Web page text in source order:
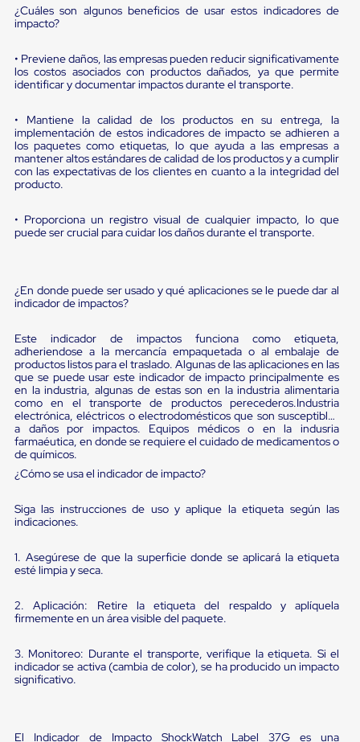
con
retención
de
ruedas
Retenedores
andén
Automáticos
Retenedores
de
Transportes
Controles
de
de
Muelle/Andén
de
Muelle/Andén
Integral
Diablito
de
carga
Diablito
eléctrico
manual
carga
Distribución
Dollies
para
Plásticas
Contenedores
Metálicos
Distribución
¿Cuáles son algunos beneficios de usar estos indicadores de
impacto?
• Previene daños, las empresas pueden reducir significativamente
los costos asociados con productos dañados, ya que permite
identificar y documentar impactos durante el transporte.
• Mantiene la calidad de los productos en su entrega, la
implementación de estos indicadores de impacto se adhieren a
los paquetes como etiquetas, lo que ayuda a las empresas a
mantener altos estándares de calidad de los productos y a cumplir
con las expectativas de los clientes en cuanto a la integridad del
producto.
• Proporciona un registro visual de cualquier impacto, lo que
puede ser crucial para cuidar los daños durante el transporte.
¿En donde puede ser usado y qué aplicaciones se le puede dar al
indicador de impactos?
Este indicador de impactos funciona como etiqueta,
adheriendose a la mercancía empaquetada o al embalaje de
productos listos para el traslado. Algunas de las aplicaciones en las
que se puede usar este indicador de impacto principalmente es
en la industria, algunas de estas son en la industria alimentaria
como en el transporte de productos perecederos.Industria
electrónica, eléctricos o electrodomésticos que son susceptibles
a daños por impactos. Equipos médicos o en la indusria
farmaéutica, en donde se requiere el cuidado de medicamentos o
de químicos.
¿Cómo se usa el indicador de impacto?
Siga las instrucciones de uso y aplique la etiqueta según las
indicaciones.
1. Asegúrese de que la superficie donde se aplicará la etiqueta
esté limpia y seca.
2. Aplicación: Retire la etiqueta del respaldo y aplíquela
firmemente en un área visible del paquete.
3. Monitoreo: Durante el transporte, verifique la etiqueta. Si el
indicador se activa (cambia de color), se ha producido un impacto
significativo.
El Indicador de Impacto ShockWatch Label 37G es una